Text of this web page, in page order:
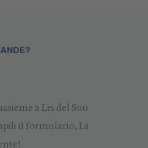
a Lei del Suo
il formulario, La